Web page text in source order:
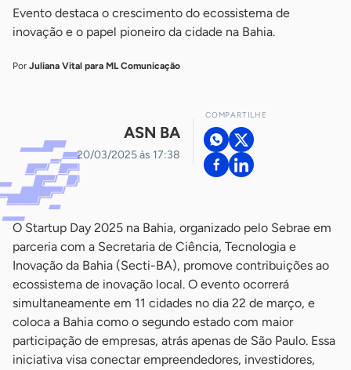
Evento destaca o crescimento do ecossistema de
inovação e o papel pioneiro da cidade na Bahia.
Por Juliana Vital para ML Comunicação
ASN BA
20/03/2025 às 17:38
COMPARTILHE
O Startup Day 2025 na Bahia, organizado pelo Sebrae em
parceria com a Secretaria de Ciência, Tecnologia e
Inovação da Bahia (Secti-BA), promove contribuições ao
ecossistema de inovação local. O evento ocorrerá
simultaneamente em 11 cidades no dia 22 de março, e
coloca a Bahia como o segundo estado com maior
participação de empresas, atrás apenas de São Paulo. Essa
iniciativa visa conectar empreendedores, investidores,